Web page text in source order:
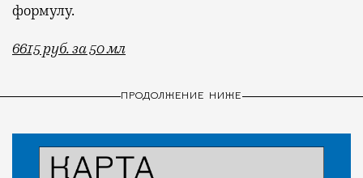
формулу.
6615 руб. за 50 мл
ПРОДОЛЖЕНИЕ НИЖЕ